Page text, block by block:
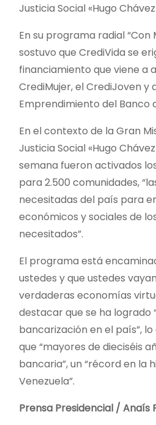
Justicia Social «Hugo
En su programa radial “Con
sostuvo que CrediVida se
financiamiento que viene a
CrediMujer, el CrediJoven y
Emprendimiento del Banco
En el contexto de la Gran
Justicia Social «Hugo
semana fueron activados
para 2.500 comunidades,
necesitadas del país para
económicos y sociales de
necesitados”.
El programa está
ustedes y que ustedes
verdaderas economías
destacar que se ha logrado
bancarización en el país”,
que “mayores de dieciséis
bancaria”, un “récord en la
Venezuela”.
Prensa Presidencial / Anaís